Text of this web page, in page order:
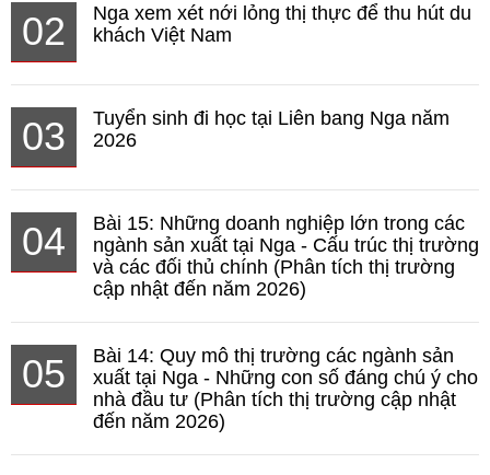
02
Nga xem xét nới lỏng thị thực để thu hút du
khách Việt Nam
03
Tuyển sinh đi học tại Liên bang Nga năm
2026
04
Bài 15: Những doanh nghiệp lớn trong các
ngành sản xuất tại Nga - Cấu trúc thị trường
và các đối thủ chính (Phân tích thị trường
cập nhật đến năm 2026)
05
Bài 14: Quy mô thị trường các ngành sản
xuất tại Nga - Những con số đáng chú ý cho
nhà đầu tư (Phân tích thị trường cập nhật
đến năm 2026)